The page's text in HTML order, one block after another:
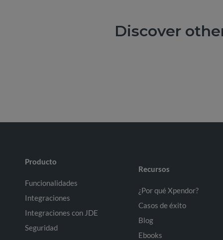
Discover
Producto
Funcionalidades
Integraciones
Integraciones con JDE
Seguridad
Recursos
¿Por qué Xpendor?
Casos de éxito
Blog
Ebooks